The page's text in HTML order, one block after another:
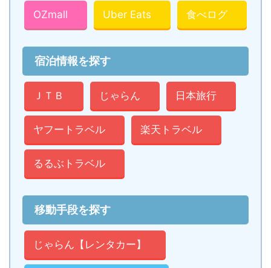
OZmall Uber Eats 食べログ
宿泊情報を探す
ＪＴＢ じゃらん 日本旅行
ヤフートラベル 楽天トラベル
るるぶトラベル
移動手段を探す
じゃらん【レンタカー】